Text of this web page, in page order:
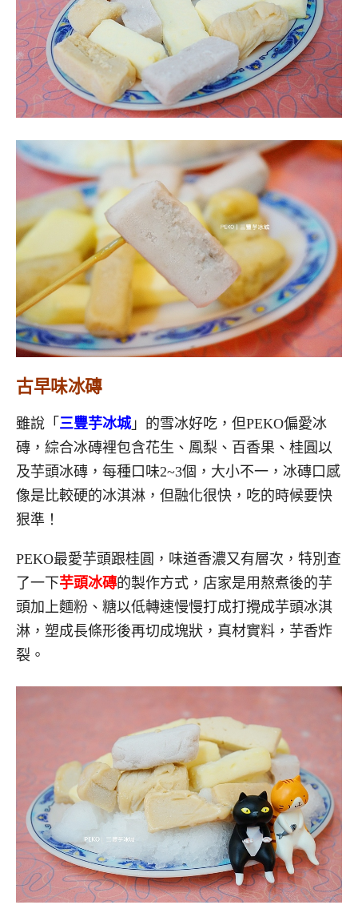
古早味冰磚
雖說「 三豐芋冰城」的雪冰好吃，但PEKO偏愛冰
磚，綜合冰磚裡包含花生、鳳梨、百香果、桂圓以
及芋頭冰磚，每種口味2~3個，大小不一，冰磚口感
像是比較硬的冰淇淋，但融化很快，吃的時候要快
狠準！
PEKO最愛芋頭跟桂圓，味道香濃又有層次，特別查
了一下芋頭冰磚的製作方式，店家是用熬煮後的芋
頭加上麵粉、糖以低轉速慢慢打成打攪成芋頭冰淇
淋，塑成長條形後再切成塊狀，真材實料，芋香炸
裂。